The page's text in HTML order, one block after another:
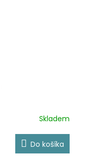
Skladem
Do košíka